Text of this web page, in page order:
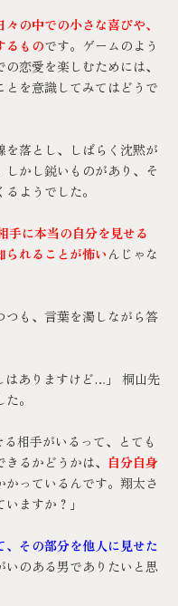
々の中での小さな喜びや、
るものです。ゲームのよう
恋愛を楽しむためには、
とを意識してみてはどうで
落とし、しばらく沈黙が
かし鋭いものがあり、そ
ようでした。
手に本当の自分を見せる
られることが怖いんじゃな
も、言葉を濁しながら答
ありますけど…」 桐山先
。
相手がいるって、とても
るかどうかは、 自分自身
かっているんです。翔太さ
ますか？」
、その部分を他人に見せた
いのある男でありたいと思